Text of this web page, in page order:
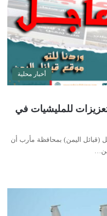
أخبار محلية
للمليشيات في
اليمن) بمحافظة مأرب أن